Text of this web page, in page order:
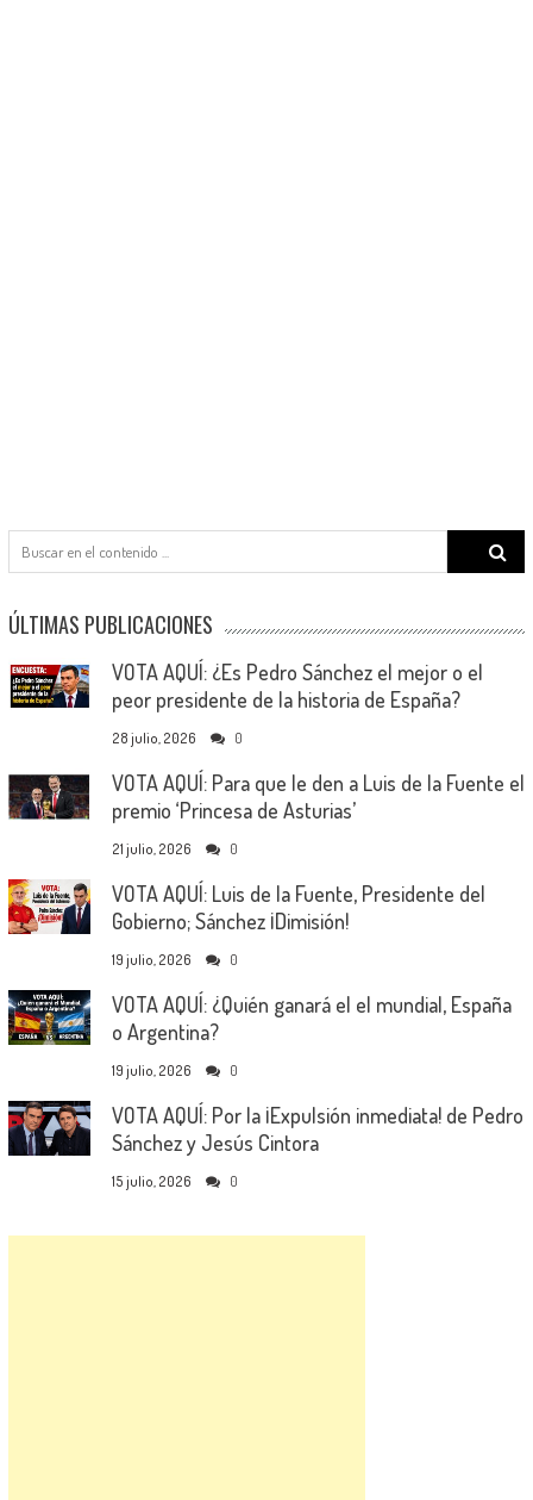
Search
for:
ÚLTIMAS PUBLICACIONES
VOTA AQUÍ: ¿Es Pedro Sánchez el mejor o el
peor presidente de la historia de España?
28 julio, 2026 0
VOTA AQUÍ: Para que le den a Luis de la Fuente el
premio ‘Princesa de Asturias’
21 julio, 2026 0
VOTA AQUÍ: Luis de la Fuente, Presidente del
Gobierno; Sánchez ¡Dimisión!
19 julio, 2026 0
VOTA AQUÍ: ¿Quién ganará el el mundial, España
o Argentina?
19 julio, 2026 0
VOTA AQUÍ: Por la ¡Expulsión inmediata! de Pedro
Sánchez y Jesús Cintora
15 julio, 2026 0